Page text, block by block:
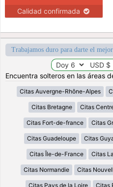
Calidad confirmada
Trabajamos duro para darte el
Encuentra solteros en las áreas
Citas Auvergne-Rhône-Alpes
Citas Bretagne Citas
Citas Fort-de-france Citas
Citas Guadeloupe Citas
Citas Île-de-France Citas
Citas Normandie Citas
Citas Pays de la Loire Citas